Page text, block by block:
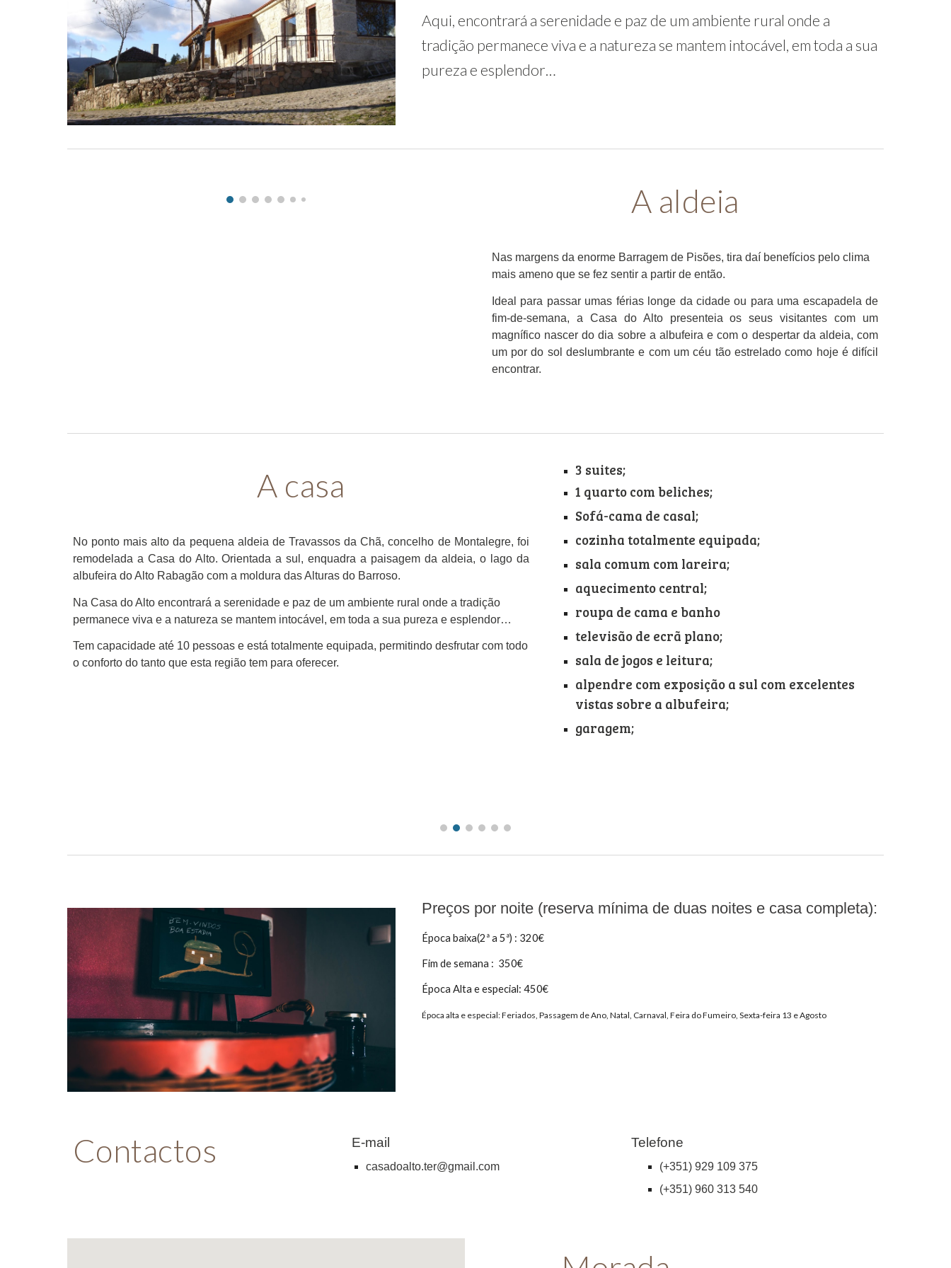
Aqui, encontrará a serenidade e paz de um ambiente rural onde a
tradição permanece viva e a natureza se mantem intocável, em toda a sua
pureza e esplendor…
A aldeia
Nas margens da enorme Barragem de Pisões, tira daí benefícios pelo clima
mais ameno que se fez sentir a partir de então.
Ideal para passar umas férias longe da cidade ou para uma escapadela de
fim-de-semana, a Casa do Alto presenteia os seus visitantes com um
magnífico nascer do dia sobre a albufeira e com o despertar da aldeia, com
um por do sol deslumbrante e com um céu tão estrelado como hoje é difícil
encontrar.
A casa
No ponto mais alto da pequena aldeia de Travassos da Chã, concelho de Montalegre, foi
remodelada a Casa do Alto. Orientada a sul, enquadra a paisagem da aldeia, o lago da
albufeira do Alto Rabagão com a moldura das Alturas do Barroso.
Na Casa do Alto encontrará a serenidade e paz de um ambiente rural onde a tradição
permanece viva e a natureza se mantem intocável, em toda a sua pureza e esplendor…
Tem capacidade até 10 pessoas e está totalmente equipada, permitindo desfrutar com todo
o conforto do tanto que esta região tem para oferecer.
3 suites;
1 quarto com beliches;
Sofá-cama de casal;
cozinha totalmente equipada;
sala comum com lareira;
aquecimento central;
roupa de cama e banho
televisão de ecrã plano;
sala de jogos e leitura;
alpendre com exposição a sul com excelentes
vistas sobre a albufeira;
garagem;
Preços por noite (reserva mínima de duas noites e casa completa):
Época baixa(2ª a 5ª) : 320€
Fim de semana : 350€
Época Alta e especial: 450€
Época alta e especial: Feriados, Passagem de Ano, Natal, Carnaval, Feira do Fumeiro, Sexta-feira 13 e Agosto
Contactos E-mail
casadoalto.ter@gmail.com
Telefone
(+351) 929 109 375
(+351) 960 313 540